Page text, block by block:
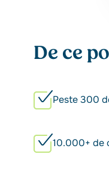
De ce
Peste 300
10.000+ de